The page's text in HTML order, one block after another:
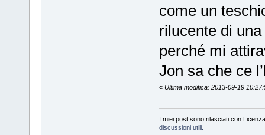
come un
rilucente di
perché mi
Jon sa che ce
« Ultima modifica: 2013-09-19
I miei post sono rilasciati con
discussioni utili.